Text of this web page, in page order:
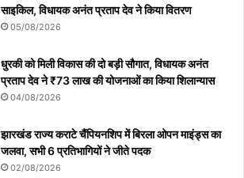
साइकिल, विधायक अनंत प्रताप देव ने किया वितरण
05/08/2026
धुरकी को मिली विकास की दो बड़ी सौगात, विधायक अनंत
प्रताप देव ने ₹73 लाख की योजनाओं का किया शिलान्यास
04/08/2026
झारखंड राज्य कराटे चैंपियनशिप में बिरला ओपन माइंड्स का
जलवा, सभी 6 प्रतिभागियों ने जीते पदक
02/08/2026